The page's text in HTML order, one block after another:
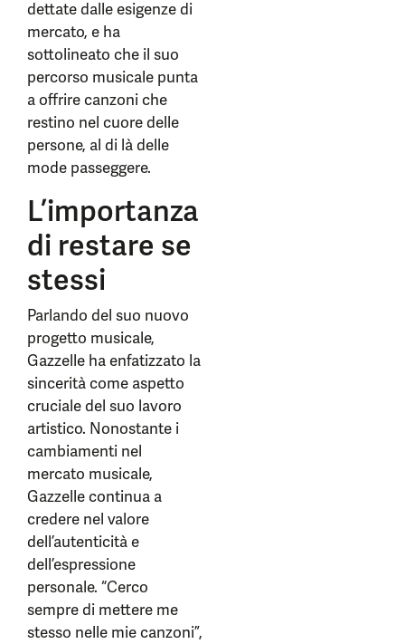
dettate dalle esigenze di
mercato, e ha
sottolineato che il suo
percorso musicale punta
a offrire canzoni che
restino nel cuore delle
persone, al di là delle
mode passeggere.
L’importanza
di restare se
stessi
Parlando del suo nuovo
progetto musicale,
Gazzelle ha enfatizzato la
sincerità come aspetto
cruciale del suo lavoro
artistico. Nonostante i
cambiamenti nel
mercato musicale,
Gazzelle continua a
credere nel valore
dell’autenticità e
dell’espressione
personale. “Cerco
sempre di mettere me
stesso nelle mie canzoni”,